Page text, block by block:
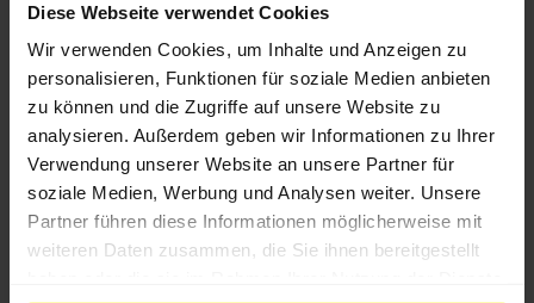
Diese Webseite verwendet Cookies
Wir verwenden Cookies, um Inhalte und Anzeigen zu
personalisieren, Funktionen für soziale Medien anbieten
zu können und die Zugriffe auf unsere Website zu
analysieren. Außerdem geben wir Informationen zu Ihrer
Verwendung unserer Website an unsere Partner für
soziale Medien, Werbung und Analysen weiter. Unsere
Partner führen diese Informationen möglicherweise mit
weiteren Daten zusammen, die Sie ihnen bereitgestellt
Automatisierung, der Energieverteilung und
Energieeffizienz. Aber auch top moderne Tools zur
Konfiguration und einen Onlineshop, der mehr ist als
ein Shop. Da wird Einkaufen zum Erlebnis.
Das Highlight in diesem Jahr ist eine von Rittal und
Eplan errichtete Werkstattstraße direkt am
Messestand, die den Schaltschrankbau vom
Engineering bis zur Fertigung zeigt. Sie ist insgesamt